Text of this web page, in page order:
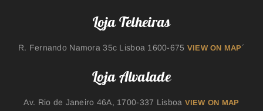
Loja Telheiras
R. Fernando Namora 35c Lisboa 1600-675 VIEW ON MAP´
Loja Alvalade
Av. Rio de Janeiro 46A, 1700-337 Lisboa VIEW ON MAP